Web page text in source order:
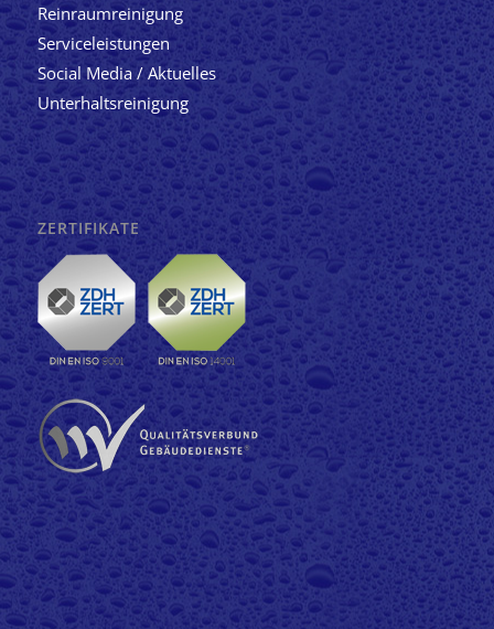
Reinraumreinigung
Serviceleistungen
Social Media / Aktuelles
Unterhaltsreinigung
ZERTIFIKATE